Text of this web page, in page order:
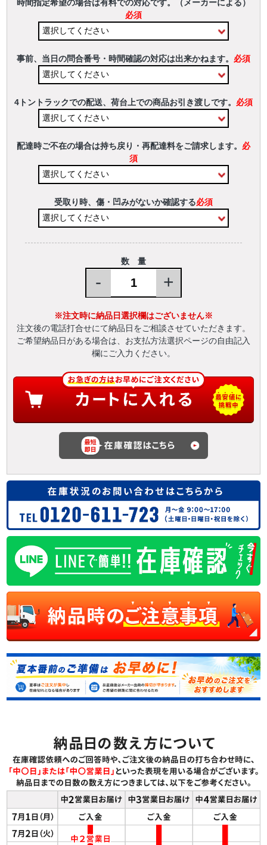
時間指定希望の場合は有料での対応です。（メーカーによる）
必須
事前、当日の問合番号・時間確認の対応は出来かねます。 必須
4トントラックでの配送、荷台上での商品お引き渡しです。 必須
配達時ご不在の場合は持ち戻り・再配達料をご請求します。 必
須
受取り時、傷・凹みがないか確認する必須
数 量
- +
※注文時に納品日選択欄はございません※
注文後の電話打合せにて納品日をご相談させていただきます。
ご希望納品日がある場合は、お支払方法選択ページの自由記入
欄にご入力ください。